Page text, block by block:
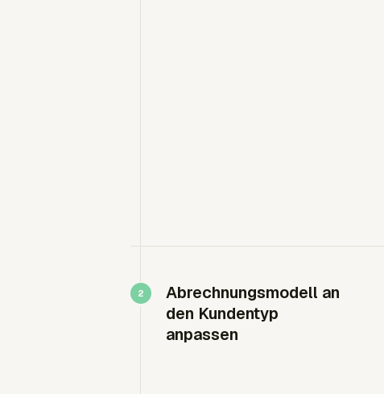
Abrechnungsmodell an
den Kundentyp
anpassen